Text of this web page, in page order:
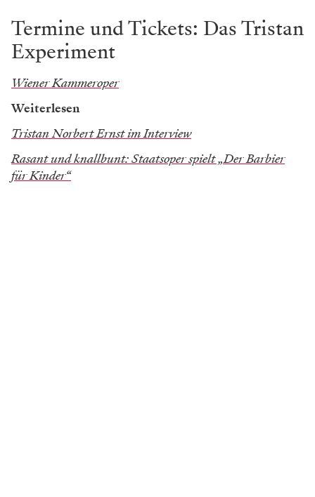
Termine und Tickets: Das Tristan
Experiment
Wiener Kammeroper
Weiterlesen
Tristan Norbert Ernst im Interview
Rasant und knallbunt: Staatsoper spielt „Der Barbier
für Kinder“